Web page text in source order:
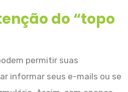
do “topo
permitir suas
informar seus e-mails ou se